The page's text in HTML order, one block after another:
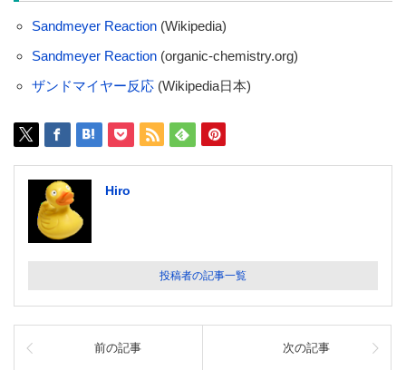
Sandmeyer Reaction(Wikipedia)
Sandmeyer Reaction(organic-chemistry.org)
ザンドマイヤー反応(Wikipedia日本)
Hiro
投稿者の記事一覧
前の記事 次の記事